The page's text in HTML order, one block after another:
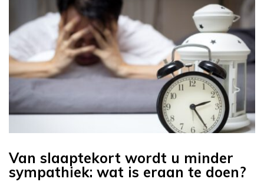
Van slaaptekort wordt u minder
sympathiek: wat is eraan te doen?